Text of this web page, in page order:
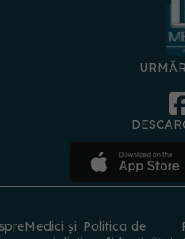
Medici și Politica de